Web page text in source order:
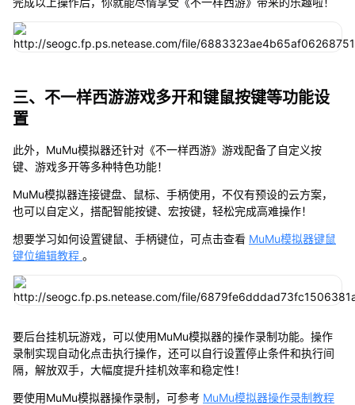
三、不一样西游游戏多开和键鼠按键等功能设
置
此外，MuMu模拟器还针对《不一样西游》游戏配备了自定义按
键、游戏多开等多种特色功能！
MuMu模拟器连接键盘、鼠标、手柄使用，不仅有预设的云方案，
也可以自定义，搭配智能按键、宏按键，轻松完成高难操作！
想要学习如何设置键鼠、手柄键位，可点击查看 MuMu模拟器键鼠
键位编辑教程 。
要后台挂机玩游戏，可以使用MuMu模拟器的操作录制功能。操作
录制实现自动化点击执行操作，还可以自行设置停止条件和执行间
隔，解放双手，大幅度提升挂机效率和稳定性！
要使用MuMu模拟器操作录制，可参考 MuMu模拟器操作录制教程